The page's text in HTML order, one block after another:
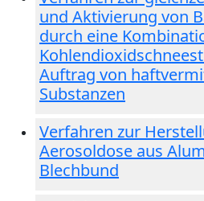
und Aktivierung von
durch eine
Auftrag von
Substanzen
Verfahren zur
Aerosoldose aus
Blechbund